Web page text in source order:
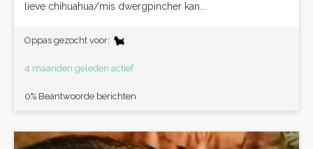
lieve chihuahua/mis dwergpincher kan...
Oppas gezocht voor:
4 maanden geleden actief
0% Beantwoorde berichten